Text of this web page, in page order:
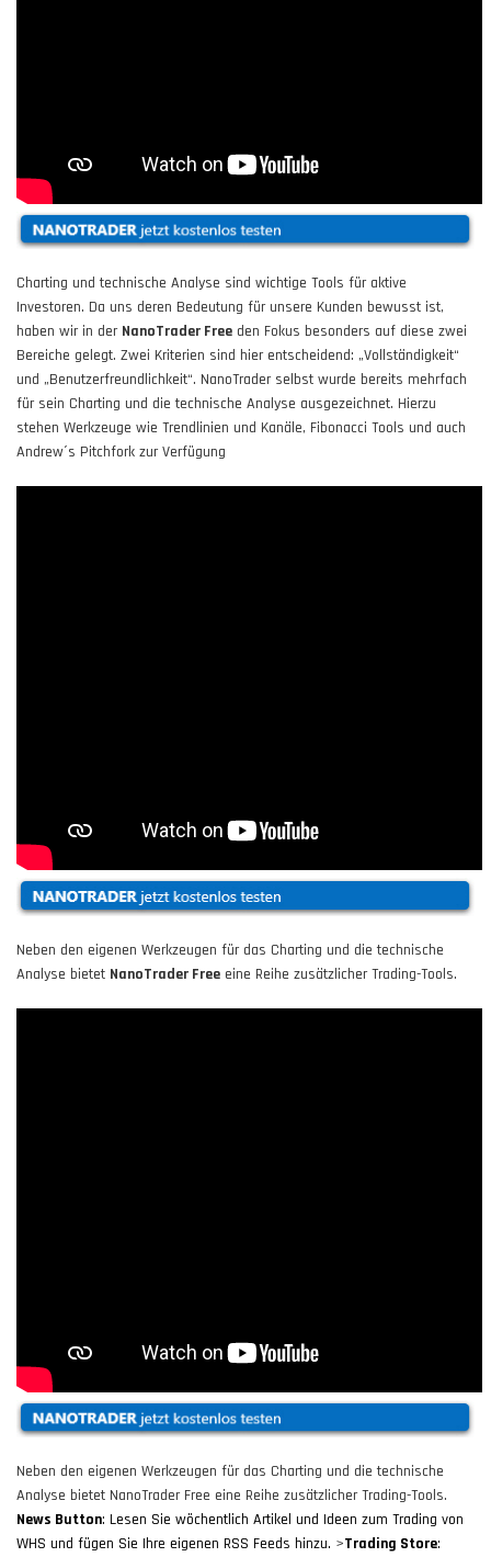
Charting und technische Analyse sind wichtige Tools für aktive
Investoren. Da uns deren Bedeutung für unsere Kunden bewusst ist,
haben wir in der NanoTrader Free den Fokus besonders auf diese zwei
Bereiche gelegt. Zwei Kriterien sind hier entscheidend: „Vollständigkeit“
und „Benutzerfreundlichkeit“. NanoTrader selbst wurde bereits mehrfach
für sein Charting und die technische Analyse ausgezeichnet. Hierzu
stehen Werkzeuge wie Trendlinien und Kanäle, Fibonacci Tools und auch
Andrew´s Pitchfork zur Verfügung
Neben den eigenen Werkzeugen für das Charting und die technische
Analyse bietet NanoTrader Free eine Reihe zusätzlicher Trading-Tools.
Neben den eigenen Werkzeugen für das Charting und die technische
Analyse bietet NanoTrader Free eine Reihe zusätzlicher Trading-Tools.
News Button: Lesen Sie wöchentlich Artikel und Ideen zum Trading von
WHS und fügen Sie Ihre eigenen RSS Feeds hinzu. >Trading Store: